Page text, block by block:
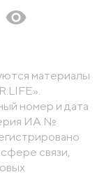
материалы
номер и дата
ИА №
связи,